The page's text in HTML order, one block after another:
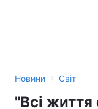
Новини › Світ
"Всі